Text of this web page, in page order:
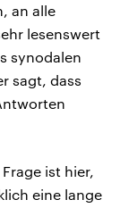
an alle
lesenswert
synodalen
sagt, dass
ist hier,
eine lange